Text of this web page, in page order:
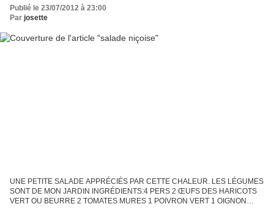
Publié le 23/07/2012 à 23:00
Par josette
UNE PETITE SALADE APPRÉCIÉS PAR CETTE CHALEUR. LES LÉGUMES
SONT DE MON JARDIN INGRÉDIENTS:4 PERS 2 ŒUFS DES HARICOTS
VERT OU BEURRE 2 TOMATES MURES 1 POIVRON VERT 1 OIGNON